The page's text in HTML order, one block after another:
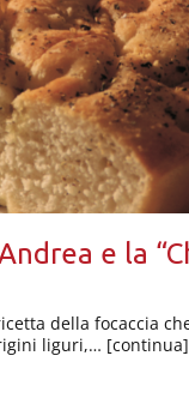
e la
della focaccia
liguri,… [continua]